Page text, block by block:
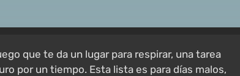
que te da un lugar para respirar, una tarea
por un tiempo. Esta lista es para días malos,